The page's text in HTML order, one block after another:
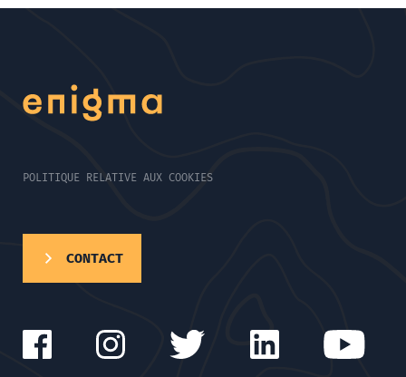
POLITIQUE RELATIVE AUX COOKIES
CONTACT